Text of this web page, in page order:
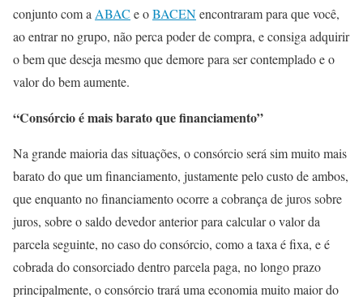
conjunto com a ABAC e oBACENencontraram para que você,
ao entrar no grupo, não perca poder de compra, e consiga adquirir
o bem que deseja mesmo que demore para ser contemplado e o
valor do bem aumente.
“Consórcio é mais barato que financiamento”
Na grande maioria das situações, o consórcio será sim muito mais
barato do que um financiamento, justamente pelo custo de ambos,
que enquanto no financiamento ocorre a cobrança de juros sobre
juros, sobre o saldo devedor anterior para calcular o valor da
parcela seguinte, no caso do consórcio, como a taxa é fixa, e é
cobrada do consorciado dentro parcela paga, no longo prazo
principalmente, o consórcio trará uma economia muito maior do